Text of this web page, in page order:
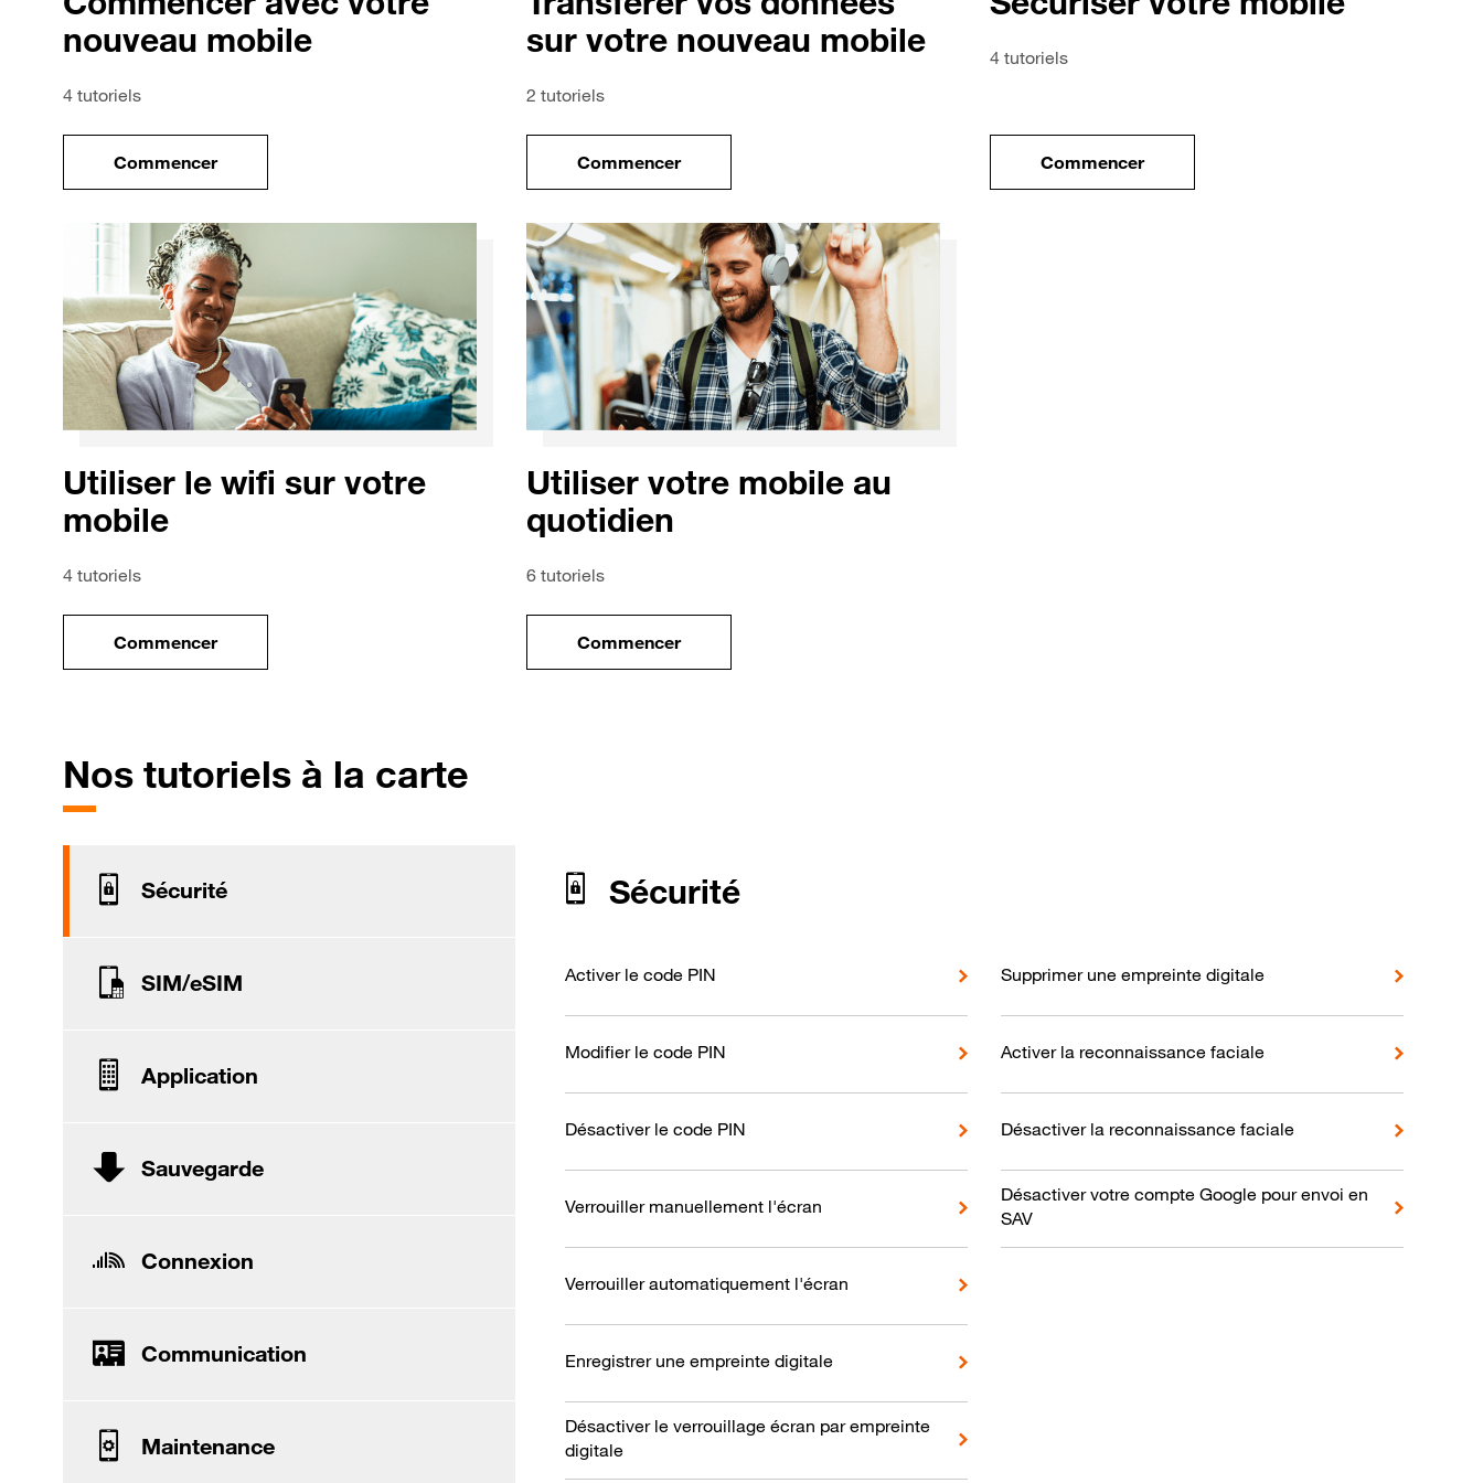
nouveau mobile
4 tutoriels
Commencerle tuto pour Commencer avec votre nouveau mobile
sur votre nouveau mobile
2 tutoriels
Commencerle tuto pour Transférer vos données sur votre nouveau mobile
4 tutoriels
Commencerle tuto pour Sécuriser votre mobile
Utiliser le wifi sur votre
mobile
4 tutoriels
Commencerle tuto pour Utiliser le wifi sur votre mobile
Utiliser votre mobile au
quotidien
6 tutoriels
Commencerle tuto pour Utiliser votre mobile au quotidien
Nos tutoriels à la carte
Sécurité
SIM/eSIM
Application
Sauvegarde
Connexion
Communication
Maintenance
Sécurité
Activer le code PIN
Modifier le code PIN
Désactiver le code PIN
Verrouiller manuellement l'écran
Verrouiller automatiquement l'écran
Enregistrer une empreinte digitale
Désactiver le verrouillage écran par empreinte
digitale
Supprimer une empreinte digitale
Activer la reconnaissance faciale
Désactiver la reconnaissance faciale
Désactiver votre compte Google pour envoi en
SAV